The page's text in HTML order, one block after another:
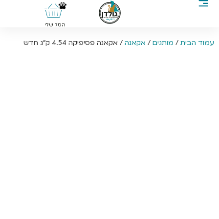
0
הסל שלי
עמוד הבית / מותגים / אקאנה / אקאנה פסיפיקה 4.54 ק”ג חדש